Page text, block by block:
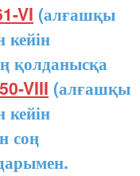
VI (алғашқы
кейін
қолданысқа
VIII (алғашқы
кейін
соң